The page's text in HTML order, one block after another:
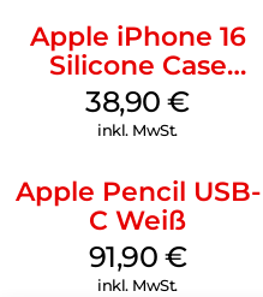
Apple iPhone 16
Silicone Case
MagSafe
Ultramarine
38,90€
inkl. MwSt.
Apple Pencil USB-
C Weiß
91,90 €
inkl. MwSt.